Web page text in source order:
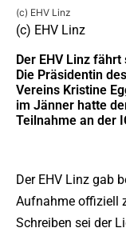
(c) EHV Linz
(c) EHV Linz
Der EHV Linz
Die Präsidentin
Vereins Kristine
im Jänner hatte
Teilnahme an der
Der EHV Linz gab
Aufnahme offiziell
Schreiben sei der